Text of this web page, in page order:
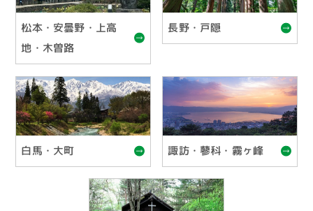
松本・安曇野・上高
地・木曽路
長野・戸隠
白馬・大町 諏訪・蓼科・霧ヶ峰